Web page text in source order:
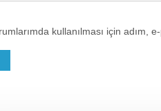
kullanılması için adım,